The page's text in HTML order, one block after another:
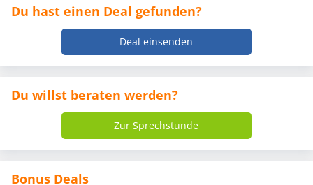
Du hast einen Deal gefunden?
Deal einsenden
Du willst beraten werden?
Zur Sprechstunde
Bonus Deals